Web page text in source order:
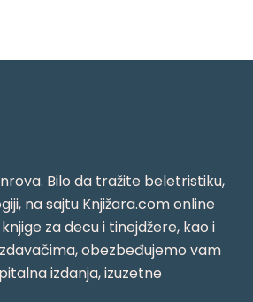
Bilo da tražite beletristiku,
na sajtu Knjižara.com online
za decu i tinejdžere, kao i
obezbeđujemo vam
izdanja, izuzetne